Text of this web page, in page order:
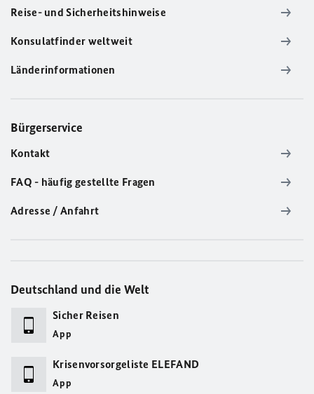
Reise- und Sicherheitshinweise
Konsulatfinder weltweit
Länderinformationen
Bürgerservice
Kontakt
FAQ - häufig gestellte Fragen
Adresse / Anfahrt
Deutschland und die Welt
Sicher Reisen
App
Krisenvorsorgeliste ELEFAND
App